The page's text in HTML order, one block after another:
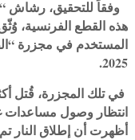
هذه القطع الفرنسية،
2025.
انتظار وصول مساعدات
أظهرت أن إطلاق النار